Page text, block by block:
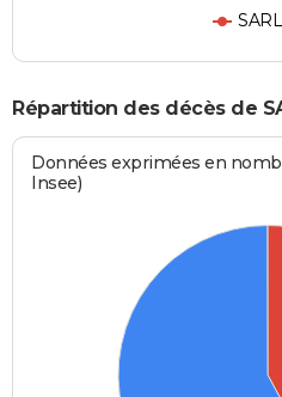
Répartition des décès de
Données exprimées en
Insee)